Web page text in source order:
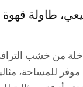
طاولة قهوة
من خشب
للمساحة،